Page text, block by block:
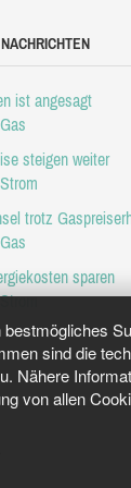
sind die
Nähere
von allen
ist angesagt
Gas
steigen weiter
Strom
trotz
Gas
sparen
Strom